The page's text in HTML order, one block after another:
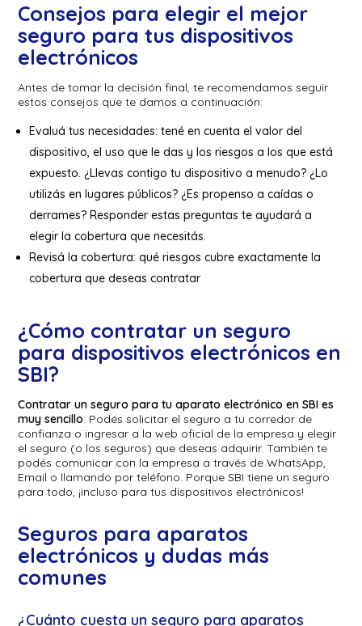
Consejos para elegir el mejor
seguro para tus dispositivos
electrónicos
Antes de tomar la decisión final, te recomendamos seguir
estos consejos que te damos a continuación:
Evaluá tus necesidades: tené en cuenta el valor del
dispositivo, el uso que le das y los riesgos a los que está
expuesto. ¿Llevas contigo tu dispositivo a menudo? ¿Lo
utilizás en lugares públicos? ¿Es propenso a caídas o
derrames? Responder estas preguntas te ayudará a
elegir la cobertura que necesitás.
Revisá la cobertura: qué riesgos cubre exactamente la
cobertura que deseas contratar
¿Cómo contratar un seguro
para dispositivos electrónicos en
SBI?
Contratar un seguro para tu aparato electrónico en SBI es
muy sencillo. Podés solicitar el seguro a tu corredor de
confianza o ingresar a la web oficial de la empresa y elegir
el seguro (o los seguros) que deseas adquirir. También te
podés comunicar con la empresa a través de WhatsApp,
Email o llamando por teléfono. Porque SBI tiene un seguro
para todo, ¡incluso para tus dispositivos electrónicos!
Seguros para aparatos
electrónicos y dudas más
comunes
¿Cuánto cuesta un seguro para aparatos